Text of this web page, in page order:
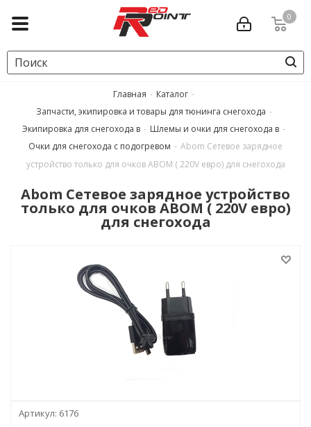
0
Главная - Каталог -
Запчасти, экипировка и товары для тюнинга снегохода -
Экипировка для снегохода в - Шлемы и очки для снегохода в -
Очки для снегохода с подогревом - Abom Сетевое зарядное
устройство только для очков ABOM ( 220V евро) для снегохода
Abom Сетевое зарядное устройство
только для очков ABOM ( 220V евро)
для снегохода
Артикул: 6176